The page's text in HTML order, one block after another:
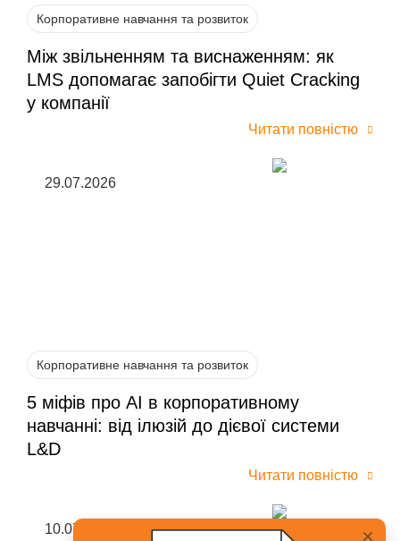
Корпоративне навчання та розвиток
Між звільненням та виснаженням: як
LMS допомагає запобігти Quiet Cracking
у компанії
Читати повністю
29.07.2026
Корпоративне навчання та розвиток
5 міфів про AI в корпоративному
навчанні: від ілюзій до дієвої системи
L&D
Читати повністю
10.07.2026